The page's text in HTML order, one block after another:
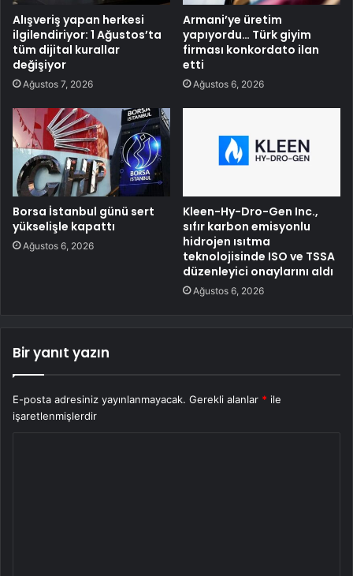
Alışveriş yapan herkesi
ilgilendiriyor: 1 Ağustos’ta
tüm dijital kurallar
değişiyor
Ağustos 7, 2026
Armani’ye üretim
yapıyordu… Türk giyim
firması konkordato ilan
etti
Ağustos 6, 2026
Borsa İstanbul günü sert
yükselişle kapattı
Ağustos 6, 2026
Kleen-Hy-Dro-Gen Inc.,
sıfır karbon emisyonlu
hidrojen ısıtma
teknolojisinde ISO ve TSSA
düzenleyici onaylarını aldı
Ağustos 6, 2026
Bir yanıt yazın
E-posta adresiniz yayınlanmayacak. Gerekli alanlar * ile
işaretlenmişlerdir